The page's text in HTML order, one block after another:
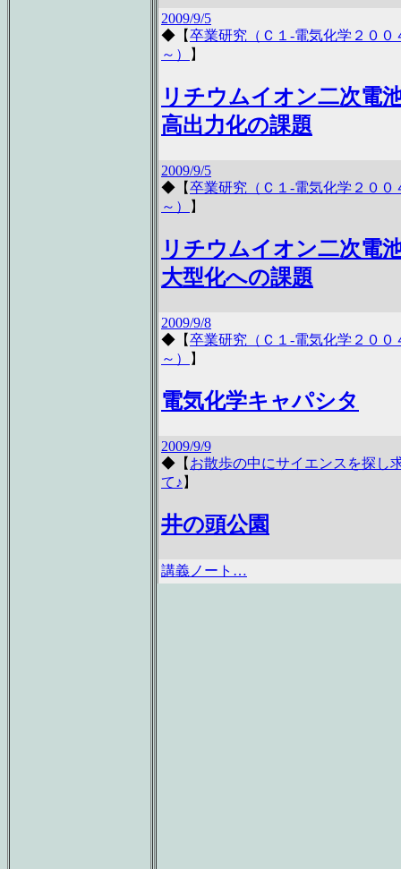
2009/9/5
◆ 【卒業研究（Ｃ１-電気化学２００
～）
】
リチウムイオン二次電
高出力化の課題
2009/9/5
◆ 【卒業研究（Ｃ１-電気化学２００
～）
】
リチウムイオン二次電
大型化への課題
2009/9/8
◆ 【卒業研究（Ｃ１-電気化学２００
～）
】
電気化学キャパシタ
2009/9/9
◆ 【 お散歩の中にサイエンスを探し
て♪ 】
井の頭公園
講義ノート…